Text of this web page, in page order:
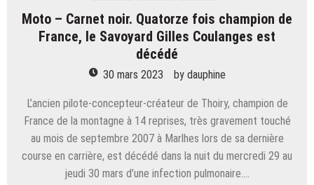
travail
Moto – Carnet noir. Quatorze fois champion de
France, le Savoyard Gilles Coulanges est
décédé
30 mars 2023 by dauphine
L’ancien pilote-concepteur-créateur de Thoiry, champion de
France de la montagne à 14 reprises, très gravement touché
au mois de septembre 2007 à Marlhes lors de sa dernière
course en carrière, est décédé dans la nuit du mercredi 29 au
jeudi 30 mars d’une infection pulmonaire….